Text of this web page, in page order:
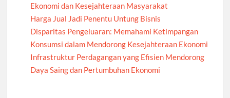
Ekonomi dan Kesejahteraan Masyarakat
Harga Jual Jadi Penentu Untung Bisnis
Disparitas Pengeluaran: Memahami Ketimpangan
Konsumsi dalam Mendorong Kesejahteraan Ekonomi
Infrastruktur Perdagangan yang Efisien Mendorong
Daya Saing dan Pertumbuhan Ekonomi